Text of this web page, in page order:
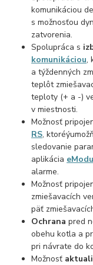
komunikáciou
s možnosťou
zatvorenia.
Spolupráca s
komunikáciou,
a týždenných
teplôt
teploty (+ a -)
v miestnosti.
Možnosť
RS,
sledovanie
aplikácia
alarme.
Možnosť
zmiešavacích
päť
Ochrana pred
obehu kotla a
pri návrate do
Možnosť